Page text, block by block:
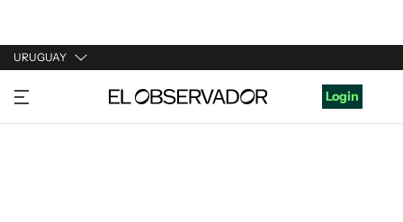
URUGUAY
URUGUAY
ARGENTINA
Login